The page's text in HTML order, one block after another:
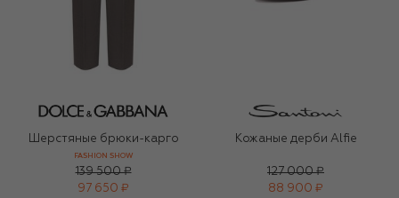
Шерстяные брюки-карго
FASHION SHOW
139 500 ₽
97 650 ₽
Кожаные дерби Alfie
127 000 ₽
88 900 ₽